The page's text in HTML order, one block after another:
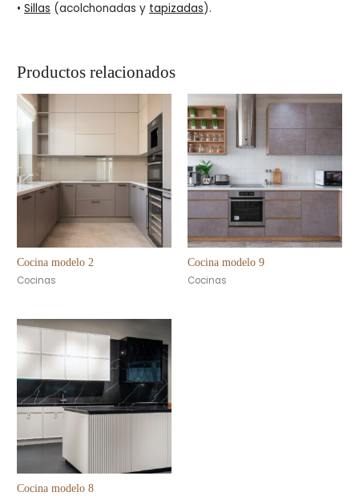
•Sillas (acolchonadas y tapizadas).
Productos relacionados
Cocina modelo 2
Cocinas
Cocina modelo 9
Cocinas
Cocina modelo 8